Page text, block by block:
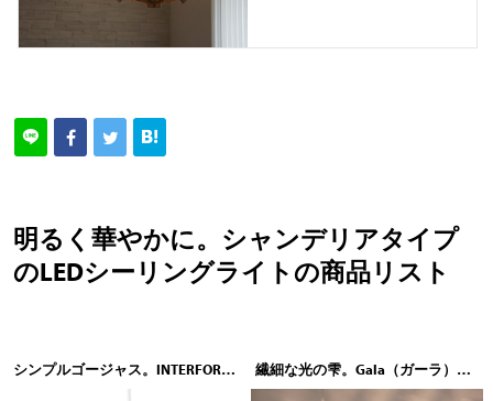
明るく華やかに。シャンデリアタイプ
のLEDシーリングライトの商品リスト
シンプルゴージャス。INTERFORM（インターフォルム）Ilien（イリアン）LT-2335 LT-2336 繊細な光の雫。Gala（ガーラ）ペンダントライト シャンデリア